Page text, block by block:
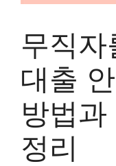
무직자
대출
방법
정리